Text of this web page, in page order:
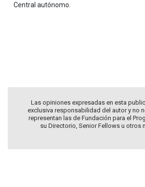
Central autónomo.
Las opiniones expresadas en esta
exclusiva responsabilidad del autor y no
representan las de Fundación para el
su Directorio, Senior Fellows u otros